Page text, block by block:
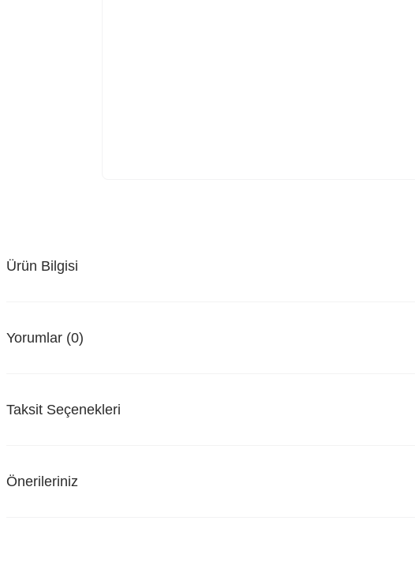
Ürün Bilgisi
Yorumlar (0)
Taksit Seçenekleri
Önerileriniz